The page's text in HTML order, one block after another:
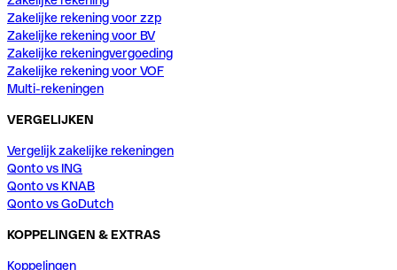
Zakelijke rekening voor zzp
Zakelijke rekening voor BV
Zakelijke rekeningvergoeding
Zakelijke rekening voor VOF
Multi-rekeningen
VERGELIJKEN
Vergelijk zakelijke rekeningen
Qonto vs ING
Qonto vs KNAB
Qonto vs GoDutch
KOPPELINGEN & EXTRAS
Koppelingen